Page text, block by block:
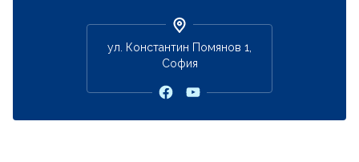
ул. Константин Помянов 1,
София